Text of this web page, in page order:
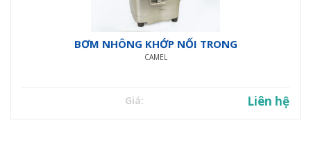
BƠM NHÔNG KHỚP NỐI TRONG
CAMEL
Giá: Liên hệ